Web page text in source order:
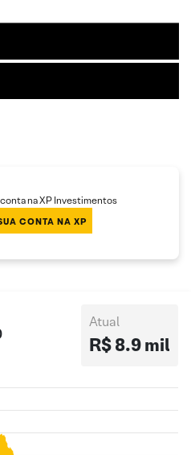
na XP Investimentos
CONTA NA XP
Atual
R$ 8.9 mil